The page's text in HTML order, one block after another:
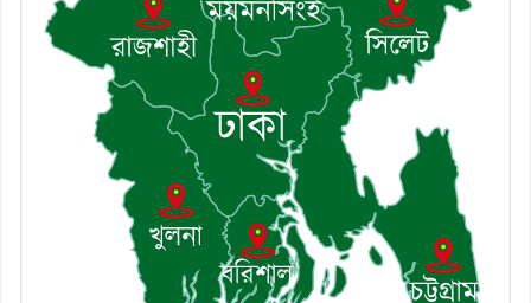
৯। মেঘনায় আইন-শৃঙ্খলা কমিটির
মাসিক সভা অনুষ্ঠিত
১০। জাতীয় নেতা ড. খন্দকার
মোশাররফ হোসেনের মূল্যায়ন কোথায়
এবং একটি বিশ্লেষণ